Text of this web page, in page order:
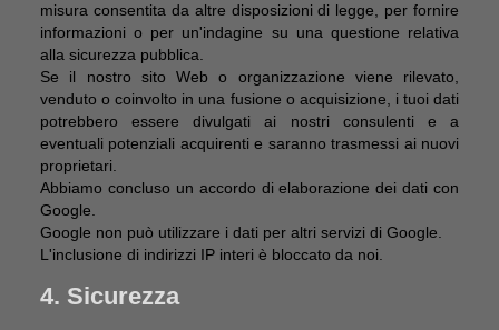
misura consentita da altre disposizioni di legge, per fornire
informazioni o per un'indagine su una questione relativa
alla sicurezza pubblica.
Se il nostro sito Web o organizzazione viene rilevato,
venduto o coinvolto in una fusione o acquisizione, i tuoi dati
potrebbero essere divulgati ai nostri consulenti e a
eventuali potenziali acquirenti e saranno trasmessi ai nuovi
proprietari.
Abbiamo concluso un accordo di elaborazione dei dati con
Google.
Google non può utilizzare i dati per altri servizi di Google.
L'inclusione di indirizzi IP interi è bloccato da noi.
4. Sicurezza